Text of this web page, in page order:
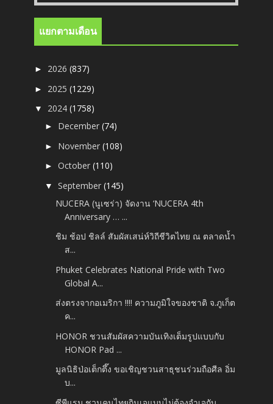
แยกตามเดือน
► 2026(837)
► 2025(1229)
▼ 2024(1758)
► December(74)
► November(108)
►October(110)
▼September(145)
NUCERA (นูเซร่า) จัดงาน ‘NUCERA 4th
Anniversary … ...
ชิม ช้อป ชิลล์ สัมผัสเสน่ห์วิถีชีวิตไทย ณ ตลาดน้ำ
ส...
Phuket Celebrates National Pride with Two
Global A...
ส่งตรงจากอเมริกา !!!! ความภูมิใจของชาติ จ.ภูเก็ต
ค...
HONOR ชวนสัมผัสความบันเทิงเต็มรูปแบบกับ
HONOR Pad ...
มูลนิธิป่อเต็กตึ๊ง ขอเชิญชวนสาธุชนร่วมถือศีล อิ่ม
บ...